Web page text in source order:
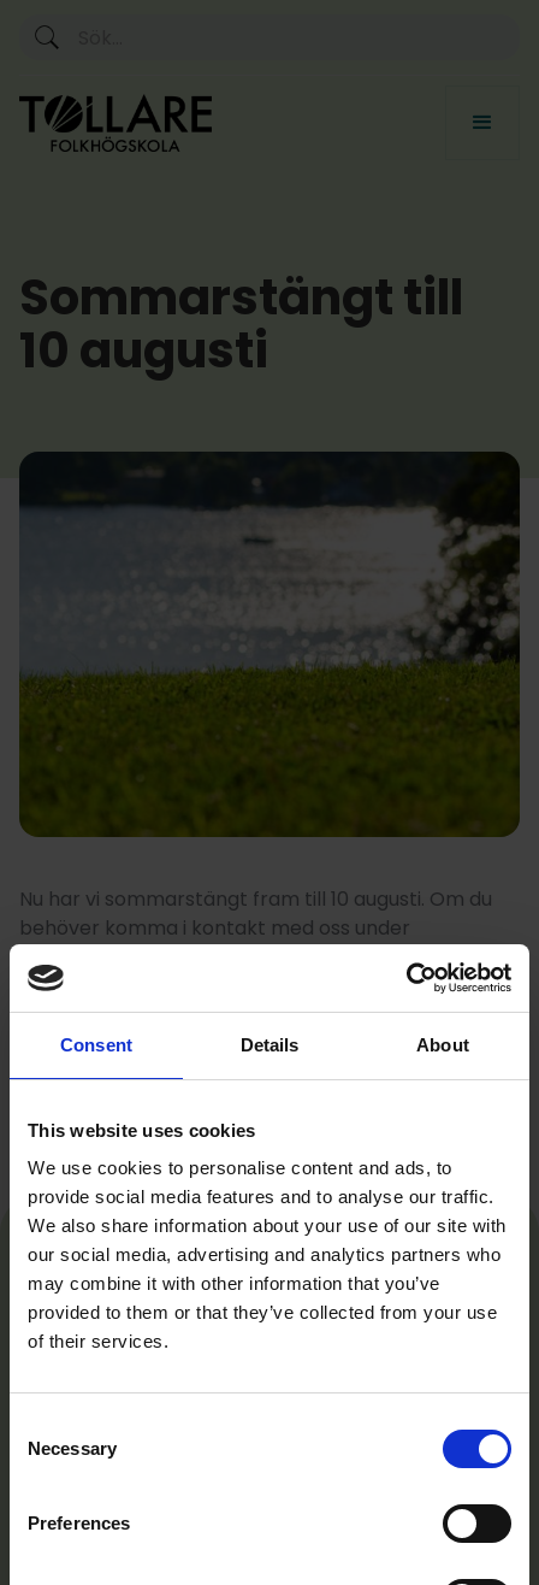
Consent Details About
This website uses cookies
We use cookies to personalise content and ads, to
provide social media features and to analyse our traffic.
We also share information about your use of our site with
our social media, advertising and analytics partners who
may combine it with other information that you’ve
provided to them or that they’ve collected from your use
of their services.
Selection
Necessary
Preferences
Sommarstängt till
10 augusti
Nu har vi sommarstängt fram till 10 augusti. Om du
behöver komma i kontakt med oss under
folkhogskola@tollare.org . Vi
läser av mejlen då och då.
en plats där du får utrymme att hitta ditt eget
personligt och professionellt. Beläget i den